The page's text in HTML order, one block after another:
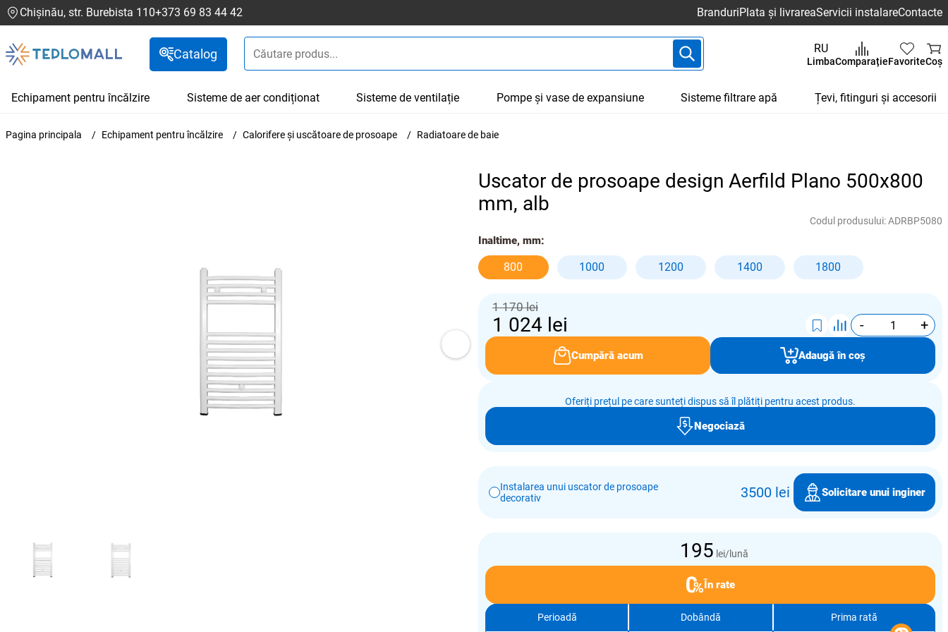
Chișinău, str. Burebista 110+373 69 83 44 42 BranduriPlata și livrareaServicii instalareContacte
Catalog RU
LimbaComparațieFavoriteCoș
Echipament pentru încălzire Sisteme de aer condiționat Sisteme de ventilație Pompe și vase de expansiune Sisteme filtrare apă Țevi, fitinguri și accesorii
Pagina principala Echipament pentru încălzire Calorifere și uscătoare de prosoape Radiatoare de baie
Uscator de prosoape design Aerfild Plano 500x800
mm, alb
Codul produsului:ADRBP5080
Inaltime, mm:
800 1000 1200 1400 1800
1 170 lei
1 024 lei - +
Cumpără acum Adaugă în coș
Oferiți prețul pe care sunteți dispus să îl plătiți pentru acest produs.
Negociază
Instalarea unui uscator de prosoape
decorativ
3500 lei Solicitare unui inginer
195 lei/lună
În rate
Perioadă Dobândă Prima rată